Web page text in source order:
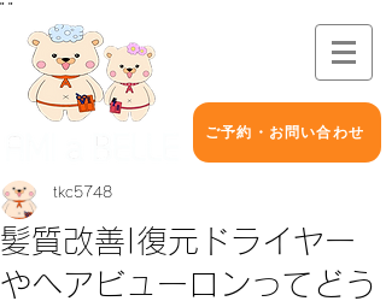
" "
ご予約・お問い合わせ
髪質改善|復元ドライヤー
やヘアビューロンってどう
tkc5748